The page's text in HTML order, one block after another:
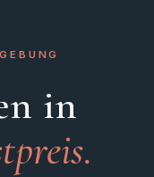
in